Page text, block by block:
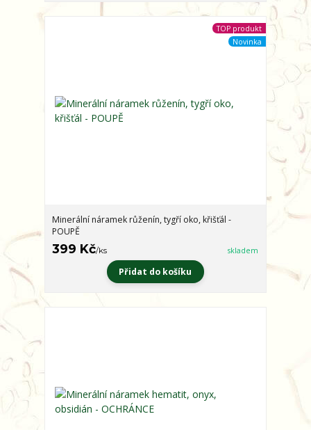
TOP produkt
Novinka
Minerální náramek růženín, tygří oko, křišťál -
POUPĚ
399 Kč/ks skladem
Přidat do košíku